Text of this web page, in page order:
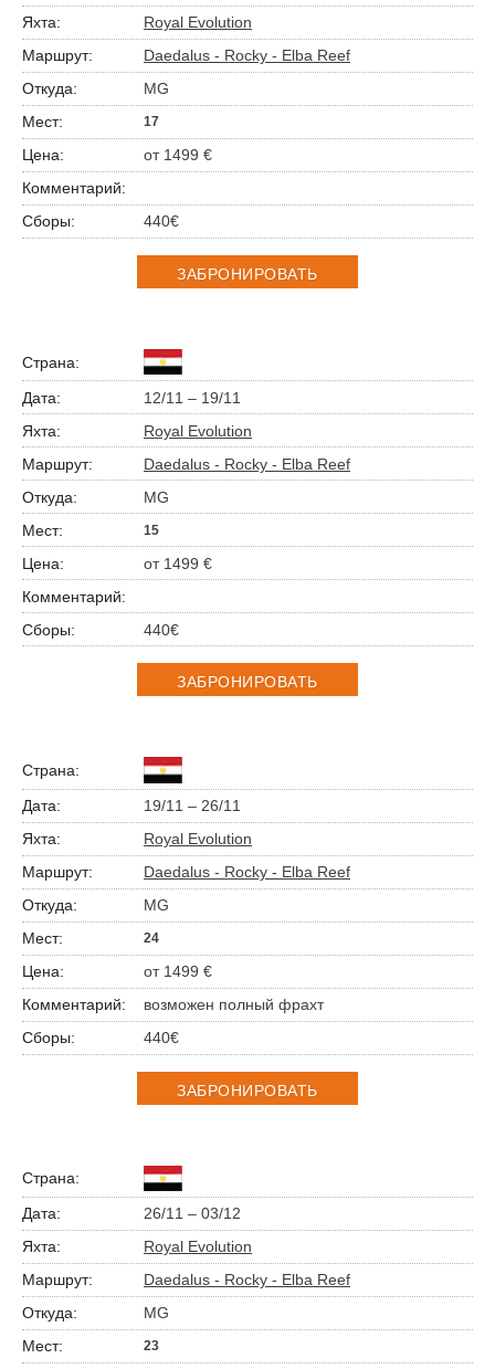
Royal Evolution
Daedalus - Rocky - Elba Reef
MG
17
от 1499 €
440€
ЗАБРОНИРОВАТЬ
12/11 – 19/11
Royal Evolution
Daedalus - Rocky - Elba Reef
MG
15
от 1499 €
440€
ЗАБРОНИРОВАТЬ
19/11 – 26/11
Royal Evolution
Daedalus - Rocky - Elba Reef
MG
24
от 1499 €
возможен полный фрахт
440€
ЗАБРОНИРОВАТЬ
26/11 – 03/12
Royal Evolution
Daedalus - Rocky - Elba Reef
MG
23